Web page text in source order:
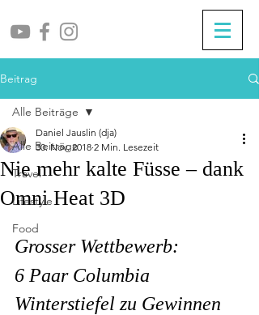
Beitrag
Alle Beiträge
Travel
Lifestyle
Food
Alle Beiträge
Nie mehr kalte Füsse – dank
Omni Heat 3D
Daniel Jauslin (dja)
30. Nov. 2018 2 Min. Lesezeit
Grosser Wettbewerb:
6 Paar Columbia
Winterstiefel zu Gewinnen